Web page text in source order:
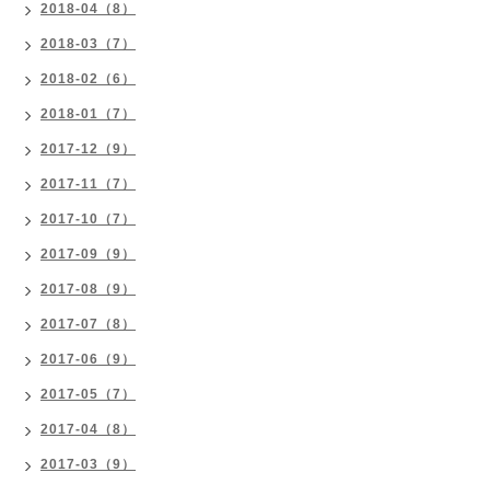
2018-04（8）
2018-03（7）
2018-02（6）
2018-01（7）
2017-12（9）
2017-11（7）
2017-10（7）
2017-09（9）
2017-08（9）
2017-07（8）
2017-06（9）
2017-05（7）
2017-04（8）
2017-03（9）